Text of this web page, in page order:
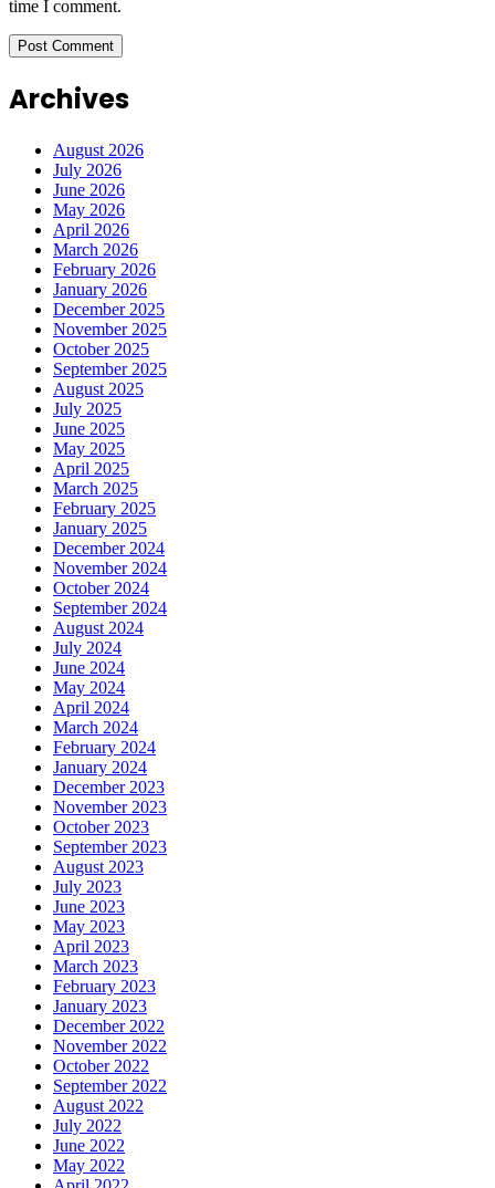
time I comment.
Archives
August 2026
July 2026
June 2026
May 2026
April 2026
March 2026
February 2026
January 2026
December 2025
November 2025
October 2025
September 2025
August 2025
July 2025
June 2025
May 2025
April 2025
March 2025
February 2025
January 2025
December 2024
November 2024
October 2024
September 2024
August 2024
July 2024
June 2024
May 2024
April 2024
March 2024
February 2024
January 2024
December 2023
November 2023
October 2023
September 2023
August 2023
July 2023
June 2023
May 2023
April 2023
March 2023
February 2023
January 2023
December 2022
November 2022
October 2022
September 2022
August 2022
July 2022
June 2022
May 2022